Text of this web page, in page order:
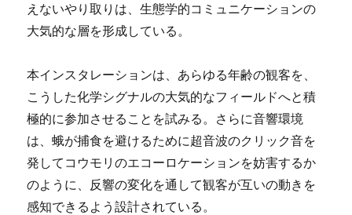
えないやり取りは、生態学的コミュニケーションの
大気的な層を形成している。
本インスタレーションは、あらゆる年齢の観客を、
こうした化学シグナルの大気的なフィールドへと積
極的に参加させることを試みる。さらに音響環境
は、蛾が捕食を避けるために超音波のクリック音を
発してコウモリのエコーロケーションを妨害するか
のように、反響の変化を通して観客が互いの動きを
感知できるよう設計されている。